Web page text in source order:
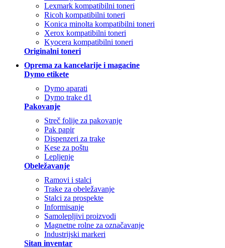
Lexmark kompatibilni toneri
Ricoh kompatibilni toneri
Konica minolta kompatibilni toneri
Xerox kompatibilni toneri
Kyocera kompatibilni toneri
Originalni toneri
Oprema za kancelarije i magacine
Dymo etikete
Dymo aparati
Dymo trake d1
Pakovanje
Streč folije za pakovanje
Pak papir
Dispenzeri za trake
Kese za poštu
Lepljenje
Obeležavanje
Ramovi i stalci
Trake za obeležavanje
Stalci za prospekte
Informisanje
Samolepljivi proizvodi
Magnetne rolne za označavanje
Industrijski markeri
Sitan inventar